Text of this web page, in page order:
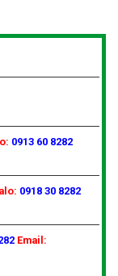
0913 60 8282
0918 30 8282
Email: